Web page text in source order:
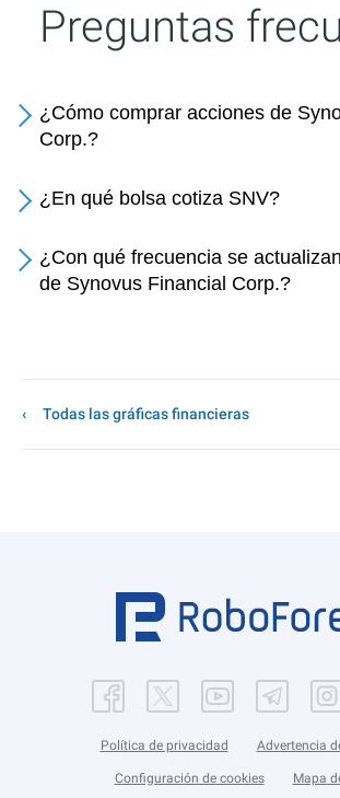
Preguntas
¿Cómo comprar acciones de
Corp.?
¿En qué bolsa cotiza SNV?
¿Con qué frecuencia se
de Synovus Financial Corp.?
Todas las gráficas financieras
Política de privacidad Advertencia
Configuración de cookies Mapa